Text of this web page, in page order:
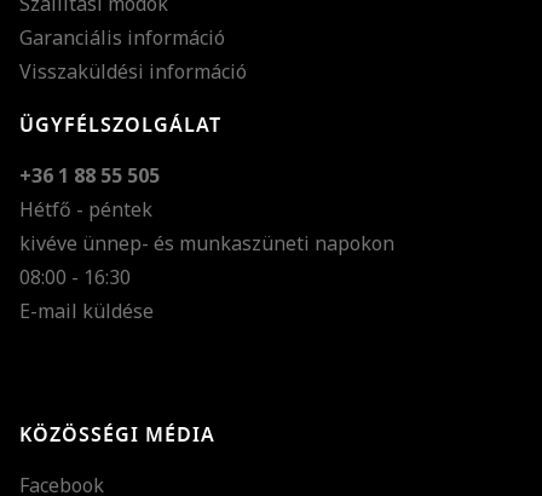
Garanciális információ
Visszaküldési információ
ÜGYFÉLSZOLGÁLAT
+36 1 88 55 505
Hétfő - péntek
kivéve ünnep- és munkaszüneti napokon
08:00 - 16:30
E-mail küldése
KÖZÖSSÉGI MÉDIA
Facebook